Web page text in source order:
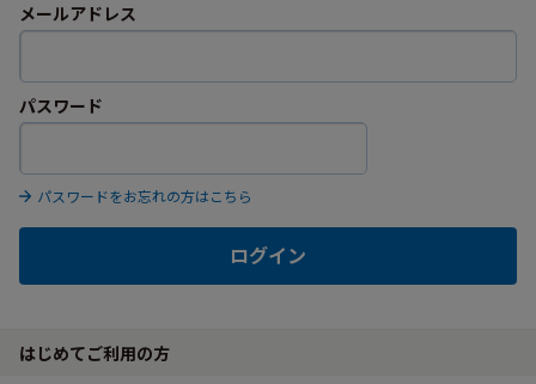
メールアドレス
パスワード
パスワードをお忘れの方はこちら
ログイン
はじめてご利用の方